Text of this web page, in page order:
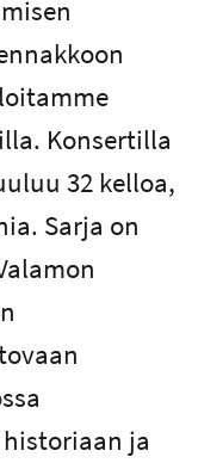
Konsertilla
32 kelloa,
Sarja on
ja